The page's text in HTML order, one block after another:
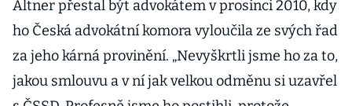
Altner přestal být advokátem v prosinci 2010, kdy
ho Česká advokátní komora vyloučila ze svých řad
za jeho kárná provinění. „Nevyškrtli jsme ho za to,
jakou smlouvu a v ní jak velkou odměnu si uzavřel